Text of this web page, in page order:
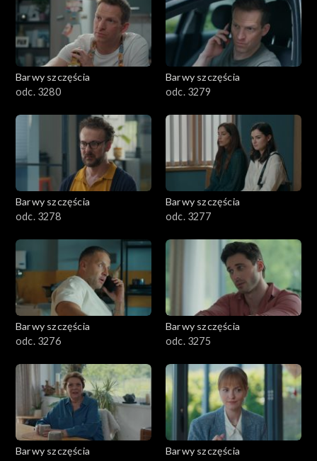
Barwy szczęścia
odc. 3280
Barwy szczęścia
odc. 3279
Barwy szczęścia
odc. 3278
Barwy szczęścia
odc. 3277
Barwy szczęścia
odc. 3276
Barwy szczęścia
odc. 3275
Barwy szczęścia
Barwy szczęścia